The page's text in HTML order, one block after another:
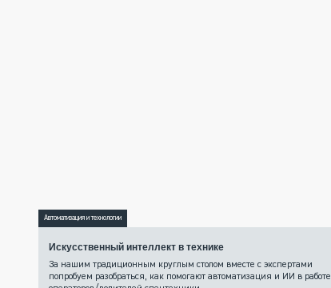
Автоматизация и технологии
Искусственный интеллект в технике
За нашим традиционным круглым столом вместе с экспертами
попробуем разобраться, как помогают автоматизация и ИИ в работе